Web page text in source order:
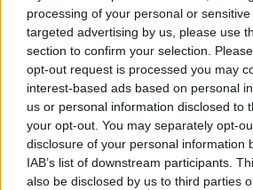
processing of your personal or
targeted advertising by us, please use
section to confirm your selection.
opt-out request is processed you may
interest-based ads based on personal
us or personal information disclosed to
your opt-out. You may separately opt-
disclosure of your personal information
IAB’s list of downstream participants.
also be disclosed by us to third parties
Hasznos
Impresszum
Szerzői jogok
Adatvédelmi tájékoztató
Cookie-kezelési tájékoztató